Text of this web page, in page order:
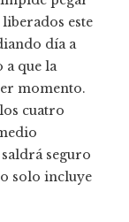
este
día a
que la
momento.
cuatro
seguro
solo incluye